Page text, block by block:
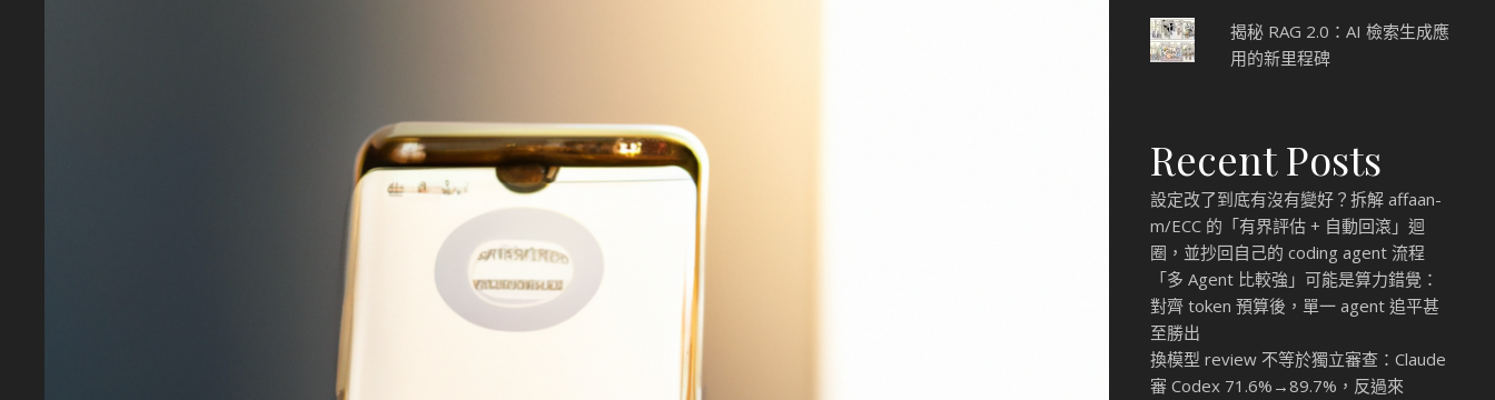
揭秘 RAG 2.0：AI 檢索生成應
用的新里程碑
Recent Posts
設定改了到底有沒有變好？拆解 affaan-
m/ECC 的「有界評估 + 自動回滾」迴
圈，並抄回自己的 coding agent 流程
「多 Agent 比較強」可能是算力錯覺：
對齊 token 預算後，單一 agent 追平甚
至勝出
換模型 review 不等於獨立審查：Claude
審 Codex 71.6%→89.7%，反過來